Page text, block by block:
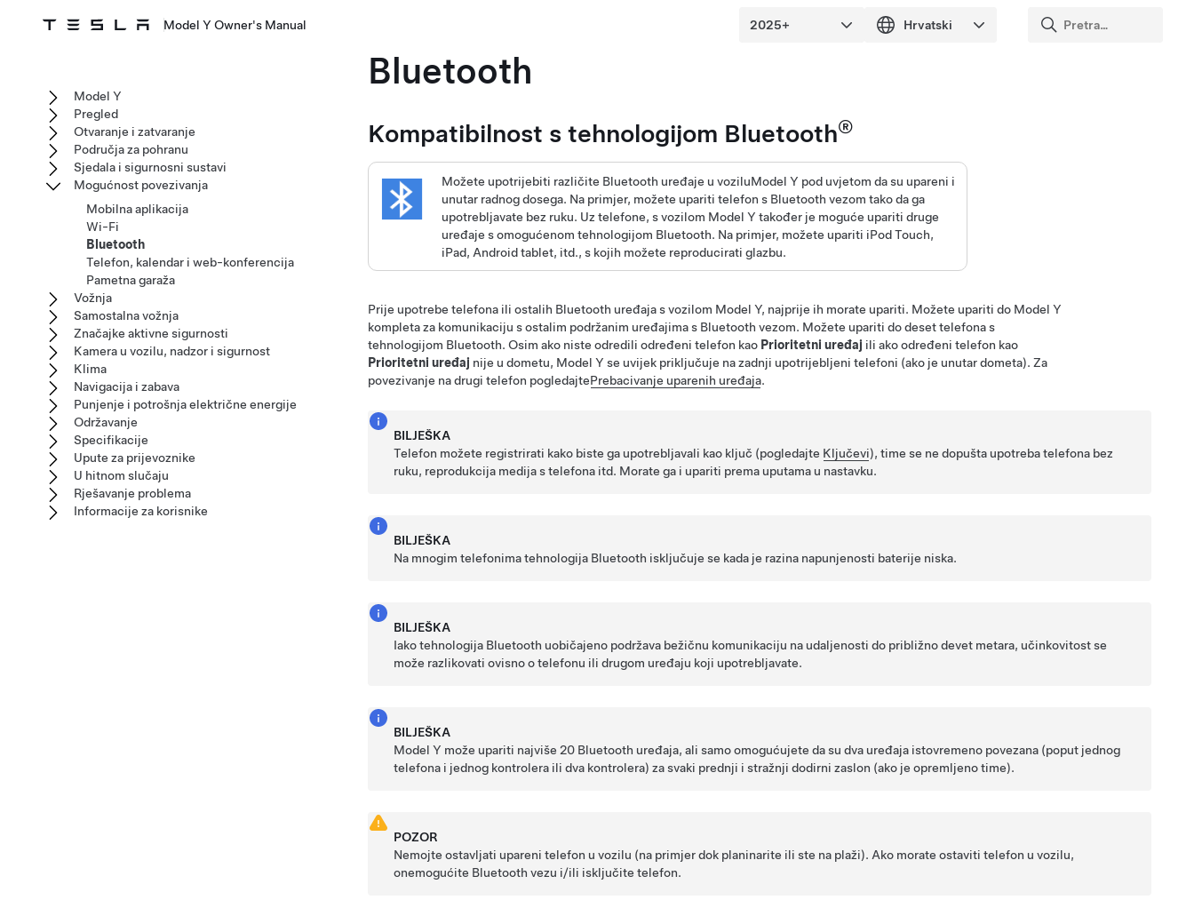
Model Y Owner's Manual
Bluetooth
Kompatibilnost s tehnologijom Bluetooth®
Možete upotrijebiti različite Bluetooth uređaje u voziluModel Y pod uvjetom da su upareni i
unutar radnog dosega. Na primjer, možete upariti telefon s Bluetooth vezom tako da ga
upotrebljavate bez ruku. Uz telefone, s vozilom Model Y također je moguće upariti druge
uređaje s omogućenom tehnologijom Bluetooth. Na primjer, možete upariti iPod Touch,
iPad, Android tablet, itd., s kojih možete reproducirati glazbu.
Prije upotrebe telefona ili ostalih Bluetooth uređaja s vozilom Model Y, najprije ih morate upariti. Možete upariti do Model Y
kompleta za komunikaciju s ostalim podržanim uređajima s Bluetooth vezom. Možete upariti do deset telefona s
tehnologijom Bluetooth. Osim ako niste odredili određeni telefon kao Prioritetni uređaj ili ako određeni telefon kao
Prioritetni uređaj nije u dometu, Model Y se uvijek priključuje na zadnji upotrijebljeni telefoni (ako je unutar dometa). Za
povezivanje na drugi telefon pogledajtePrebacivanje uparenih uređaja.
BILJEŠKA
Telefon možete registrirati kako biste ga upotrebljavali kao ključ (pogledajte Ključevi), time se ne dopušta upotreba telefona bez
ruku, reprodukcija medija s telefona itd. Morate ga i upariti prema uputama u nastavku.
BILJEŠKA
Na mnogim telefonima tehnologija Bluetooth isključuje se kada je razina napunjenosti baterije niska.
BILJEŠKA
Iako tehnologija Bluetooth uobičajeno podržava bežičnu komunikaciju na udaljenosti do približnodevet metara, učinkovitost se
može razlikovati ovisno o telefonu ili drugom uređaju koji upotrebljavate.
BILJEŠKA
Model Y može upariti najviše 20 Bluetooth uređaja, ali samo omogućujete da su dva uređaja istovremeno povezana (poput jednog
telefona i jednog kontrolera ili dva kontrolera) za svaki prednji i stražnji dodirni zaslon (ako je opremljeno time).
POZOR
Nemojte ostavljati upareni telefon u vozilu (na primjer dok planinarite ili ste na plaži). Ako morate ostaviti telefon u vozilu,
onemogućite Bluetooth vezu i/ili isključite telefon.
Model Y
Pregled
Otvaranje i zatvaranje
Područja za pohranu
Sjedala i sigurnosni sustavi
Mogućnost povezivanja
Mobilna aplikacija
Wi-Fi
Bluetooth
Telefon, kalendar i web-konferencija
Pametna garaža
Vožnja
Samostalna vožnja
Značajke aktivne sigurnosti
Kamera u vozilu, nadzor i sigurnost
Klima
Navigacija i zabava
Punjenje i potrošnja električne energije
Održavanje
Specifikacije
Upute za prijevoznike
U hitnom slučaju
Rješavanje problema
Informacije za korisnike